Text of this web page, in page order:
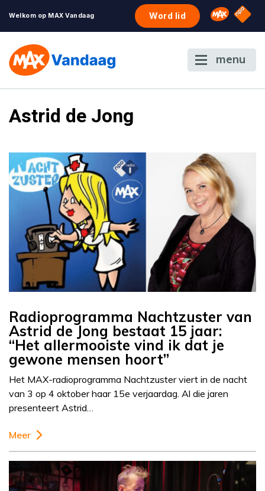
Welkom op MAX Vandaag Word lid Omroep
NPO
menu
Astrid de Jong
Radioprogramma Nachtzuster van
Astrid de Jong bestaat 15 jaar:
“Het allermooiste vind ik dat je
gewone mensen hoort”
Het MAX-radioprogramma Nachtzuster viert in de nacht
van 3 op 4 oktober haar 15e verjaardag. Al die jaren
presenteert Astrid…
Meer